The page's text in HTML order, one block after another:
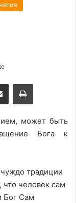
Share via Email Print
может быть
Бога к
чуждо традиции
что человек сам
Бог Сам